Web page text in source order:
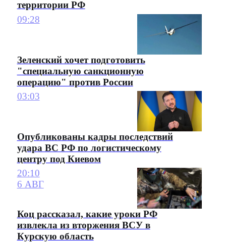
территории РФ
09:28
Зеленский хочет подготовить
"специальную санкционную
операцию" против России
03:03
Опубликованы кадры последствий
удара ВС РФ по логистическому
центру под Киевом
20:10
6 АВГ
Коц рассказал, какие уроки РФ
извлекла из вторжения ВСУ в
Курскую область